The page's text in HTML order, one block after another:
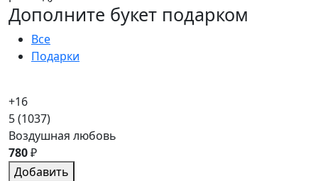
Дополните букет подарком
Все
Подарки
+16
5(1037)
Воздушная любовь
780₽
Добавить